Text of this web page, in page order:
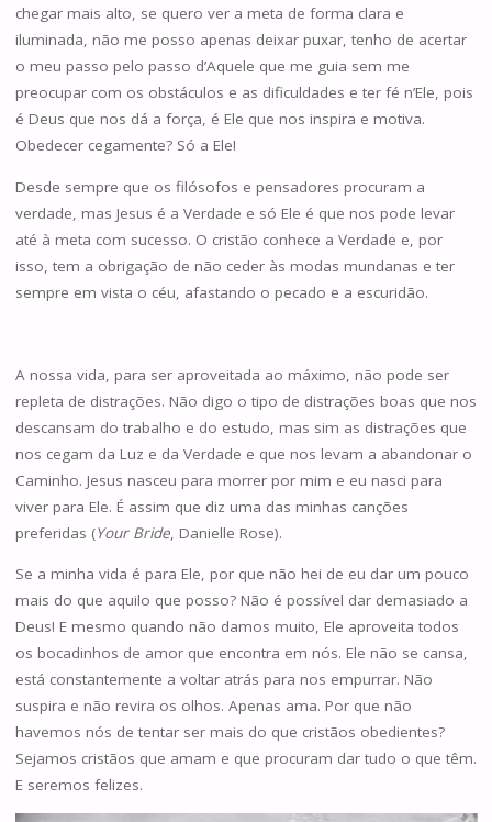
chegar mais alto, se quero ver a meta de forma clara e
iluminada, não me posso apenas deixar puxar, tenho de acertar
o meu passo pelo passo d’Aquele que me guia sem me
preocupar com os obstáculos e as dificuldades e ter fé n’Ele, pois
é Deus que nos dá a força, é Ele que nos inspira e motiva.
Obedecer cegamente? Só a Ele!
Desde sempre que os filósofos e pensadores procuram a
verdade, mas Jesus é a Verdade e só Ele é que nos pode levar
até à meta com sucesso. O cristão conhece a Verdade e, por
isso, tem a obrigação de não ceder às modas mundanas e ter
sempre em vista o céu, afastando o pecado e a escuridão.
A nossa vida, para ser aproveitada ao máximo, não pode ser
repleta de distrações. Não digo o tipo de distrações boas que nos
descansam do trabalho e do estudo, mas sim as distrações que
nos cegam da Luz e da Verdade e que nos levam a abandonar o
Caminho. Jesus nasceu para morrer por mim e eu nasci para
viver para Ele. É assim que diz uma das minhas canções
preferidas (Your Bride, Danielle Rose).
Se a minha vida é para Ele, por que não hei de eu dar um pouco
mais do que aquilo que posso? Não é possível dar demasiado a
Deus! E mesmo quando não damos muito, Ele aproveita todos
os bocadinhos de amor que encontra em nós. Ele não se cansa,
está constantemente a voltar atrás para nos empurrar. Não
suspira e não revira os olhos. Apenas ama. Por que não
havemos nós de tentar ser mais do que cristãos obedientes?
Sejamos cristãos que amam e que procuram dar tudo o que têm.
E seremos felizes.